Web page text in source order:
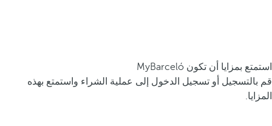
استمتع بمزايا أن تكون MyBarceló
قم بالتسجيل أو تسجيل الدخول إلى عملية الشراء واستمتع بهذه
المزايا.